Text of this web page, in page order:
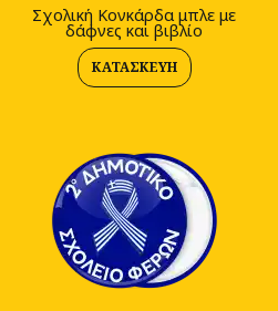
Σχολική Κονκάρδα μπλε με
δάφνες και βιβλίο
ΚΑΤΑΣΚΕΥΉ